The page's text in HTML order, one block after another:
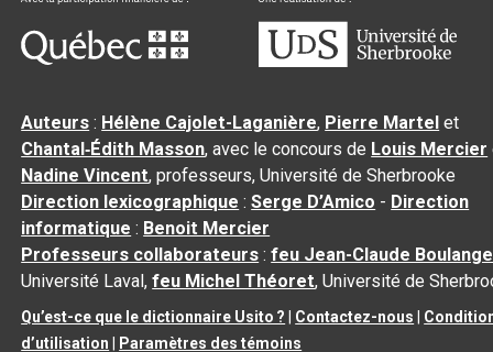
Auteurs : Hélène Cajolet-Laganière, Pierre Martel et
Chantal‑Édith Masson, avec le concours de Louis Mercier
Nadine Vincent, professeurs, Université de Sherbrooke
Direction lexicographique :Serge D’Amico - Direction
informatique : Benoit Mercier
Professeurs collaborateurs :feu Jean-Claude
Université Laval,feu Michel Théoret, Université de
Qu’est-ce que le dictionnaire Usito ? Contactez-nous
d’utilisation
Paramètres des témoins